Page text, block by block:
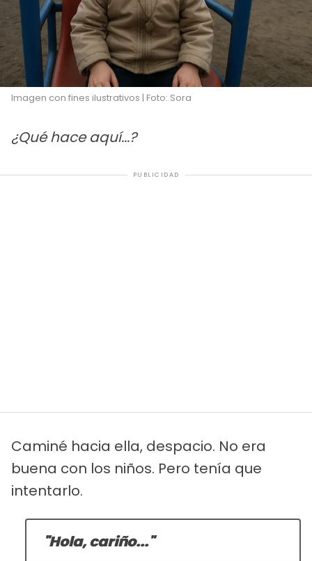
Imagen con fines ilustrativos | Foto: Sora
¿Qué hace aquí...?
PUBLICIDAD
Caminé hacia ella, despacio. No era
buena con los niños. Pero tenía que
intentarlo.
"Hola, cariño..."